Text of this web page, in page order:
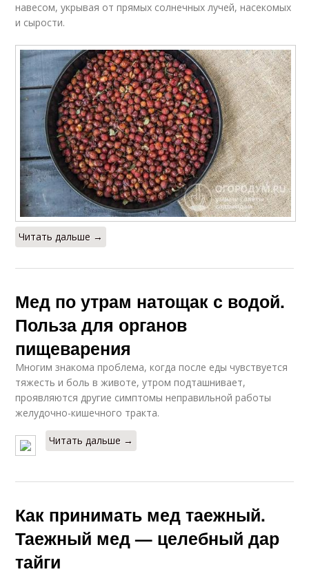
навесом, укрывая от прямых солнечных лучей, насекомых
и сырости.
Читать дальше →
Мед по утрам натощак с водой.
Польза для органов
пищеварения
Многим знакома проблема, когда после еды чувствуется
тяжесть и боль в животе, утром подташнивает,
проявляются другие симптомы неправильной работы
желудочно-кишечного тракта.
Читать дальше →
Как принимать мед таежный.
Таежный мед — целебный дар
тайги